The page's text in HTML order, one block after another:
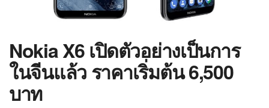
Nokia X6 เปิดตัวอย่างเป็นการ
ในจีนแล้ว ราคาเริ่มต้น 6,500
บาท